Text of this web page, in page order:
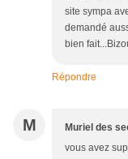
site sympa
demandé
bien
Répondre
M Muriel des
vous avez